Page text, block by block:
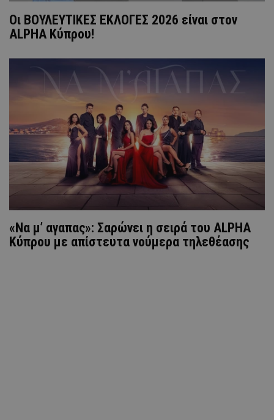
Οι ΒΟΥΛΕΥΤΙΚΕΣ ΕΚΛΟΓΕΣ 2026 είναι στον
ALPHA Κύπρου!
«Να μ’ αγαπας»: Σαρώνει η σειρά του ALPHA
Κύπρου με απίστευτα νούμερα τηλεθέασης